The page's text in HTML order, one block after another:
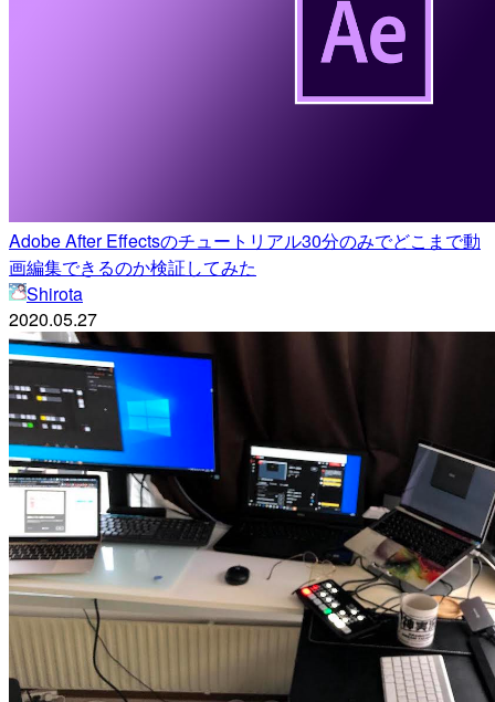
Adobe After Effectsのチュートリアル30分のみでどこまで動
画編集できるのか検証してみた
Shirota
2020.05.27